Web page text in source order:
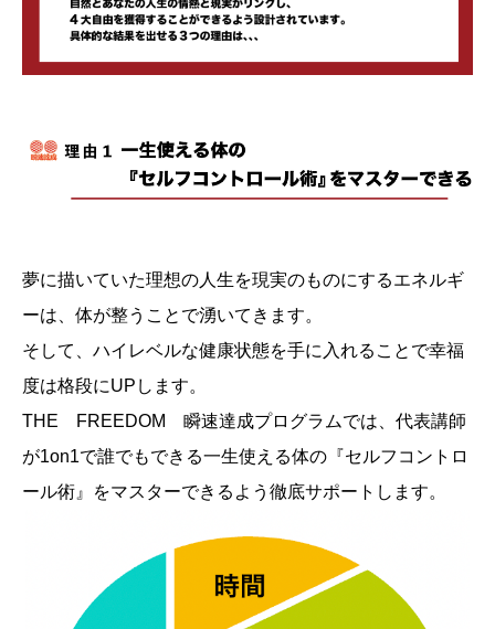
夢に描いていた理想の人生を現実のものにするエネルギ
ーは、体が整うことで湧いてきます。
そして、ハイレベルな健康状態を手に入れることで幸福
度は格段にUPします。
THE FREEDOM 瞬速達成プログラムでは、代表講師
が1on1で誰でもできる一生使える体の『セルフコントロ
ール術』をマスターできるよう徹底サポートします。